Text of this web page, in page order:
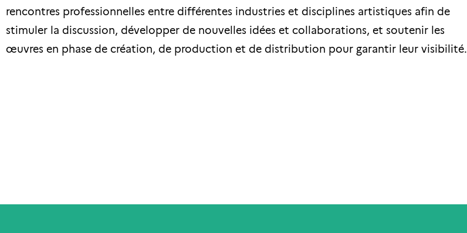
rencontres professionnelles entre différentes industries et disciplines artistiques afin de
stimuler la discussion, développer de nouvelles idées et collaborations, et soutenir les
œuvres en phase de création, de production et de distribution pour garantir leur visibilité.